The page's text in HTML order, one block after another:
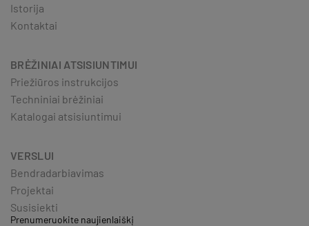
Istorija
Kontaktai
BRĖŽINIAI ATSISIUNTIMUI
Priežiūros instrukcijos
Techniniai brėžiniai
Katalogai atsisiuntimui
VERSLUI
Bendradarbiavimas
Projektai
Susisiekti
Prenumeruokite naujienlaiškį